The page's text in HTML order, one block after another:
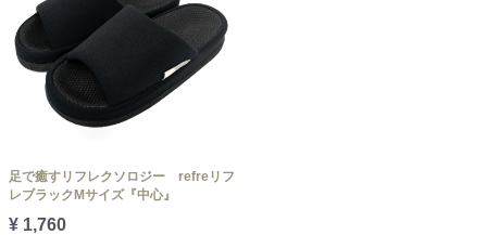
足で癒すリフレクソロジー refreリフ
レブラックMサイズ『中心』
¥ 1,760